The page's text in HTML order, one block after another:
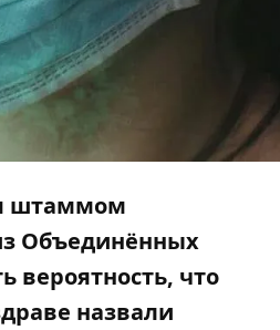
штаммом
Объединённых
вероятность, что
назвали